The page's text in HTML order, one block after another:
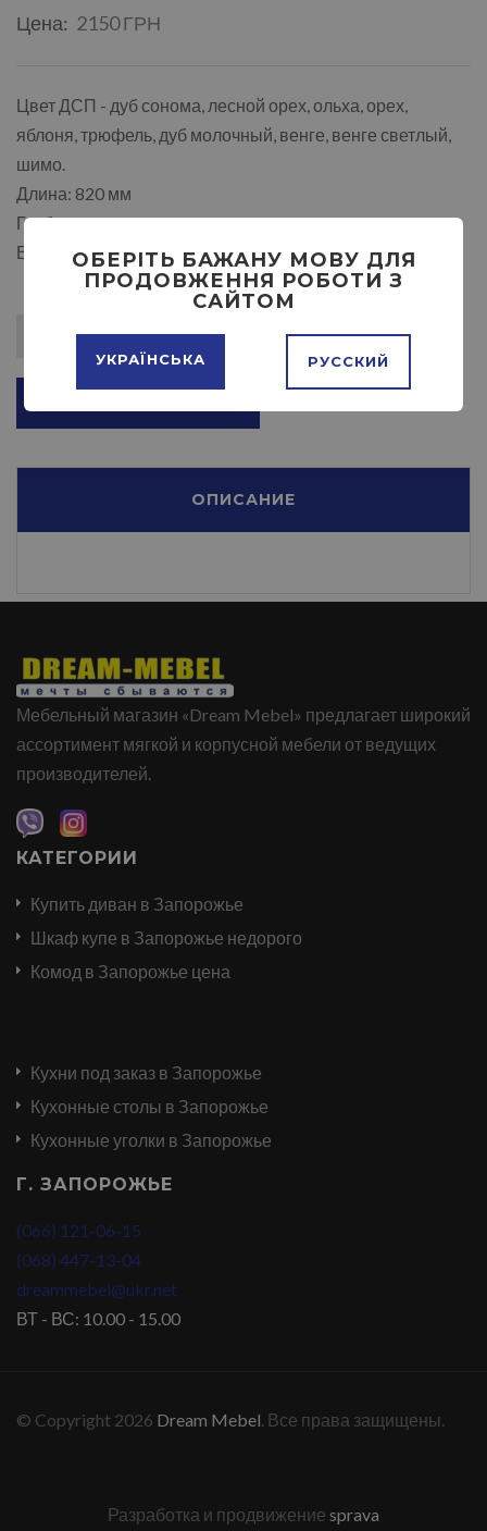
Цена: 2150 ГРН
Цвет ДСП - дуб сонома, лесной орех, ольха, орех,
яблоня, трюфель, дуб молочный, венге, венге светлый,
шимо.
Длина: 820 мм
Глубина: 600 мм
Высота: 840 мм
ОПИСАНИЕ
Мебельный магазин «Dream Mebel» предлагает широкий
ассортимент мягкой и корпусной мебели от ведущих
производителей.
КАТЕГОРИИ
Купить диван в Запорожье
Шкаф купе в Запорожье недорого
Комод в Запорожье цена
Кухни под заказ в Запорожье
Кухонные столы в Запорожье
Кухонные уголки в Запорожье
Г. ЗАПОРОЖЬЕ
(066) 121-06-15
(068) 447-13-04
dreammebel@ukr.net
ВТ - ВС: 10.00 - 15.00
© Copyright 2026 Dream Mebel . Все права защищены.
Разработка и продвижение sprava
ОБЕРІТЬ БАЖАНУ МОВУ ДЛЯ
ПРОДОВЖЕННЯ РОБОТИ З
САЙТОМ
УКРАЇНСЬКА РУССКИЙ